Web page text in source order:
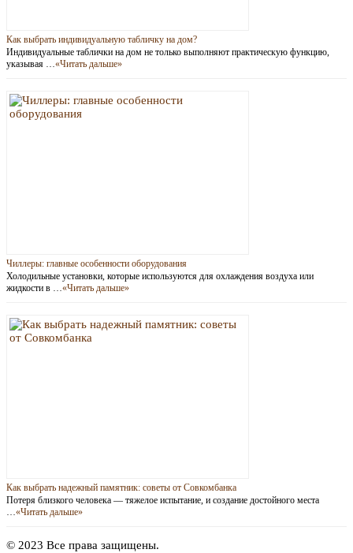
Как выбрать индивидуальную табличку на дом?
Индивидуальные таблички на дом не только выполняют практическую функцию,
указывая …«Читать дальше»
Чиллеры: главные особенности оборудования
Холодильные установки, которые используются для охлаждения воздуха или
жидкости в …«Читать дальше»
Как выбрать надежный памятник: советы от Совкомбанка
Потеря близкого человека — тяжелое испытание, и создание достойного места
…«Читать дальше»
© 2023 Все права защищены.